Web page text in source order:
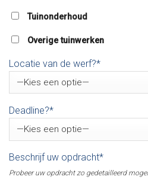
Tuinonderhoud
Overige tuinwerken
Locatie van de werf?*
Deadline?*
Beschrijf uw opdracht*
Probeer uw opdracht zo gedetailleerd